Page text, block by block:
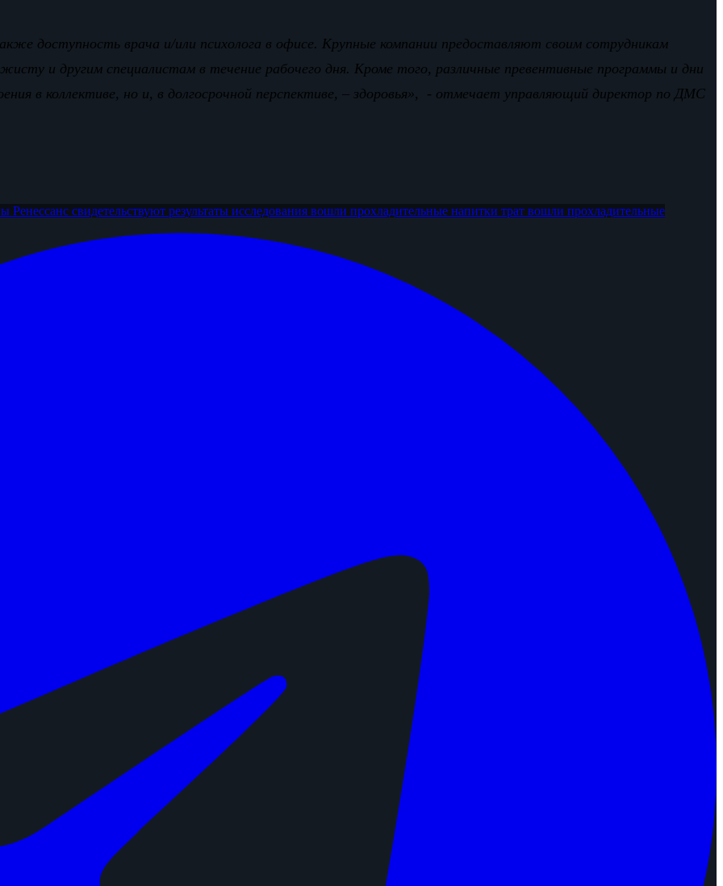
доступность врача и/или психолога в офисе. Крупные компании предоставляют своим сотрудникам
и другим специалистам в течение рабочего дня. Кроме того, различные превентивные программы и дни
в коллективе, но и, в долгосрочной перспективе, – здоровья», - отмечает управляющий директор по ДМС
Ренессанс свидетельствуют результаты исследования вошли прохладительные напитки трат вошли прохладительные